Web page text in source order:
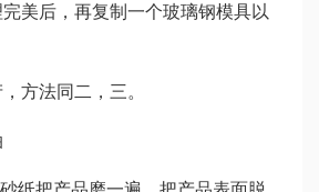
美后，再复制一个玻璃钢模具以
法同二，三。